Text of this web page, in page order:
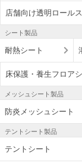
店舗向け透明ロール
シート製品
耐熱シート
床保護・養生フロア
メッシュシート製品
防炎メッシュシート
テントシート製品
テントシート